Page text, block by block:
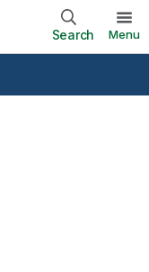
Search Menu